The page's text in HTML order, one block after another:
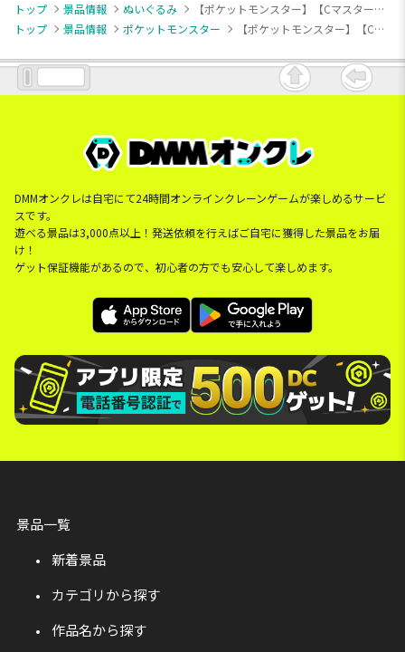
トップ 景品情報 ぬいぐるみ
【ポケットモンスター】【Cマスターボール】ポケットモンスター ぬいぐるみ～モンスターボールコレクション～vol.6
トップ
景品情報 ポケットモンスター 【ポケットモンスター】【Cマスターボール】ポケットモンスター ぬいぐるみ～モンスターボールコレクション～vol.6
DMMオンクレは自宅にて24時間オンラインクレーンゲームが楽しめるサービ
スです。
遊べる景品は3,000点以上！発送依頼を行えばご自宅に獲得した景品をお届
け！
ゲット保証機能があるので、初心者の方でも安心して楽しめます。
景品一覧
新着景品
カテゴリから探す
作品名から探す